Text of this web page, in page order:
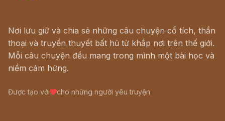
Nơi lưu giữ và chia sẻ những câu chuyện cổ tích, thần
thoại và truyền thuyết bất hủ từ khắp nơi trên thế giới.
Mỗi câu chuyện đều mang trong mình một bài học và
niềm cảm hứng.
Được tạo với cho những người yêu truyện